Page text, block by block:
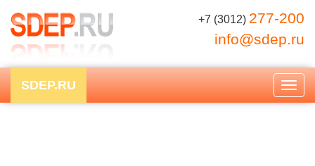
+7 (3012) 277-200
info@sdep.ru
SDEP.RU